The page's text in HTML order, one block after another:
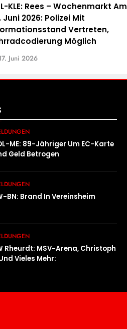
KLE: Rees – Wochenmarkt Am
Juni 2026: Polizei Mit
Vertreten,
Möglich
Juni 2026
ME: 89-Jähriger Um EC-Karte
Geld Betrogen
BN: Brand In Vereinsheim
Rheurdt: MSV-Arena, Christoph
Vieles Mehr: